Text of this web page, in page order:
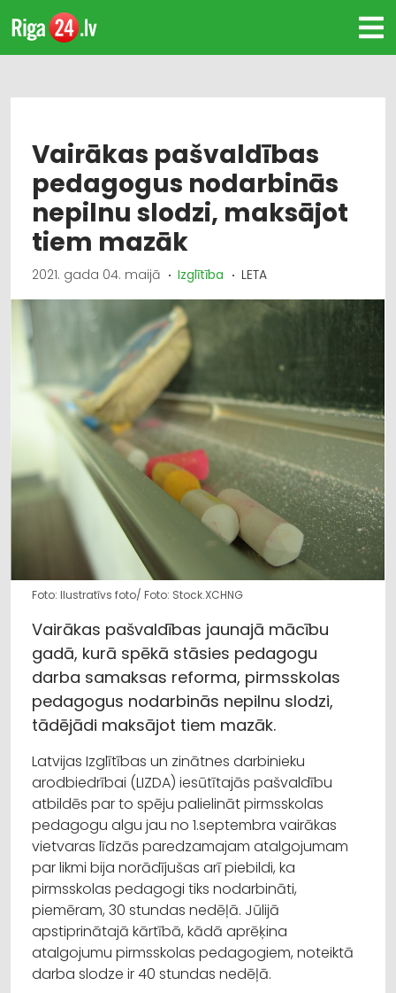
Vairākas pašvaldības
pedagogus nodarbinās
nepilnu slodzi, maksājot
tiem mazāk
2021. gada 04. maijā Izglītība LETA
Foto: Ilustratīvs foto/ Foto: Stock.XCHNG
Vairākas pašvaldības jaunajā mācību
gadā, kurā spēkā stāsies pedagogu
darba samaksas reforma, pirmsskolas
pedagogus nodarbinās nepilnu slodzi,
tādējādi maksājot tiem mazāk.
Latvijas Izglītības un zinātnes darbinieku
arodbiedrībai (LIZDA) iesūtītajās pašvaldību
atbildēs par to spēju palielināt pirmsskolas
pedagogu algu jau no 1.septembra vairākas
vietvaras līdzās paredzamajam atalgojumam
par likmi bija norādījušas arī piebildi, ka
pirmsskolas pedagogi tiks nodarbināti,
piemēram, 30 stundas nedēļā. Jūlijā
apstiprinātajā kārtībā, kādā aprēķina
atalgojumu pirmsskolas pedagogiem, noteiktā
darba slodze ir 40 stundas nedēļā.